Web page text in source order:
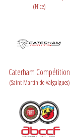
(Nice)
Caterham Compétition
(Saint-Martin-de-Valgalgues)